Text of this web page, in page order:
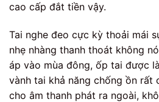
cao cấp đắt tiền vậy.
Tai nghe đeo cực kỳ thoải mái
nhẹ nhàng thanh thoát không
áp vào mùa đông, ốp tai được
vành tai khả năng chống ồn rất
cho âm thanh phát ra ngoài,